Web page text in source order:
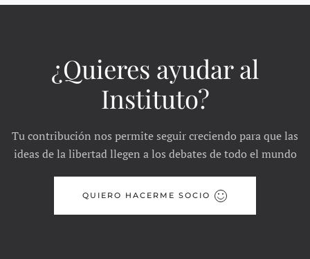
¿Quieres ayudar al
Instituto?
Tu contribución nos permite seguir creciendo para que las
ideas de la libertad llegen a los debates de todo el mundo
QUIERO HACERME SOCIO